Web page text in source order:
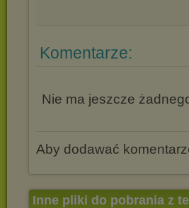
Komentarze:
Nie ma jeszcze
Aby dodawać
Inne pliki do pobrania z